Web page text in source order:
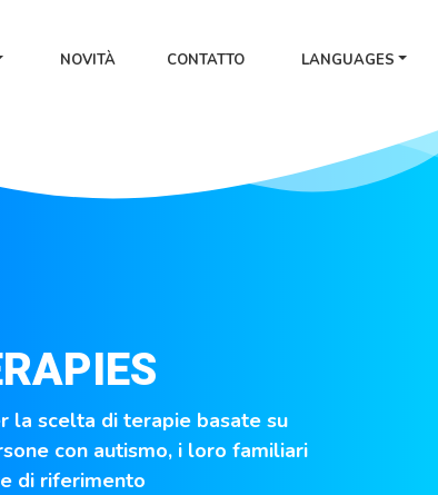
NOVITÀ CONTATTO LANGUAGES
la scelta di terapie basate su
con autismo, i loro familiari
di riferimento